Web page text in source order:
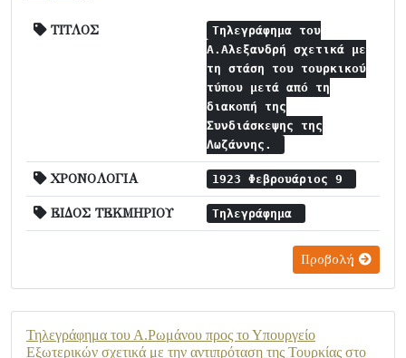
ΤΙΤΛΟΣ
Τηλεγράφημα του
Α.Αλεξανδρή σχετικά με
τη στάση του τουρκικού
τύπου μετά από τη
διακοπή της
Συνδιάσκεψης της
Λωζάννης.
ΧΡΟΝΟΛΟΓΙΑ 1923 Φεβρουάριος 9
ΕΙΔΟΣ ΤΕΚΜΗΡΙΟΥ Τηλεγράφημα
Προβολή
Τηλεγράφημα του Α.Ρωμάνου προς το Υπουργείο
Εξωτερικών σχετικά με την αντιπρόταση της Τουρκίας στο